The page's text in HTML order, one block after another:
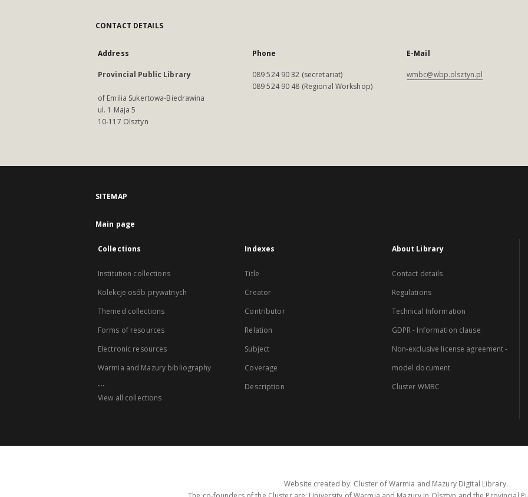
CONTACT DETAILS
Address
Provincial Public Library
of Emilia Sukertowa-Biedrawina
ul. 1 Maja 5
10-117 Olsztyn
Phone
089 524 90 32 (secretariat)
089 524 90 48 (Regional Workshop)
E-Mail
wmbc@wbp.olsztyn.pl
SITEMAP
Main page
Collections
Institution collections
Kolekcje osób prywatnych
Themed collections
Forms of resources
Electronic resources
Warmia and Mazury bibliography
...
View all collections
Indexes
Title
Creator
Contributor
Relation
Subject
Coverage
Description
About Library
Contact details
Regulations
Technical Information
GDPR - Information clause
Non-exclusive license agreement -
model document
Cluster WMBC
Website created by: Cluster of Warmia and Mazury Digital Library.